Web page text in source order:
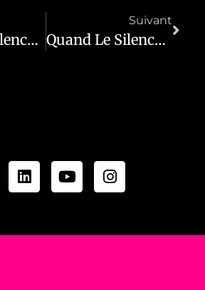
Quand Le Silence Devient Une Voix
Suivant
Quand Le Silence Devient Une Voix